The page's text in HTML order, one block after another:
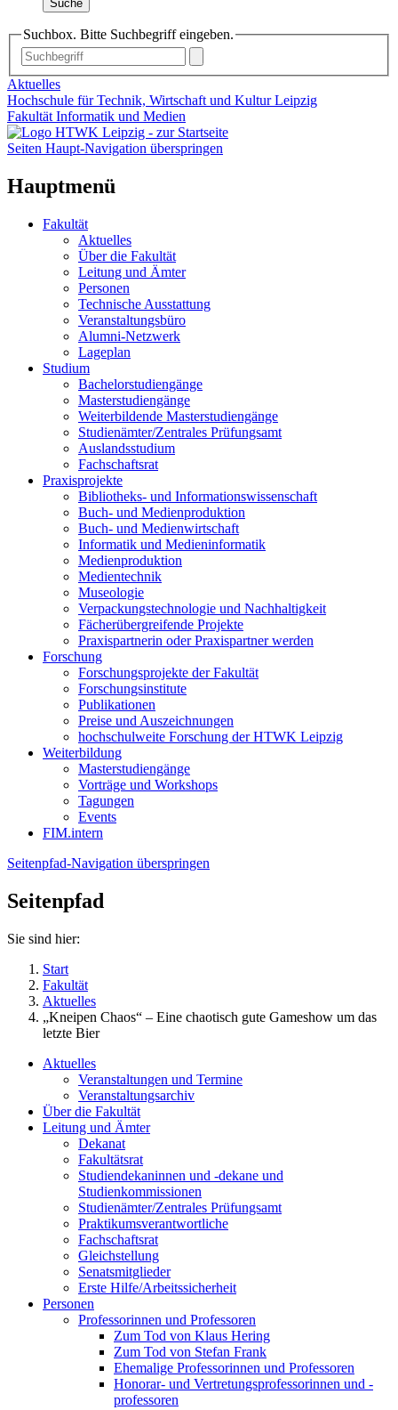
Suche
Suchbox. Bitte Suchbegriff eingeben.
Aktuelles
Hochschule für Technik, Wirtschaft und Kultur Leipzig
Fakultät Informatik und Medien
Seiten Haupt-Navigation überspringen
Hauptmenü
Fakultät
Aktuelles
Über die Fakultät
Leitung und Ämter
Personen
Technische Ausstattung
Veranstaltungsbüro
Alumni-Netzwerk
Lageplan
Studium
Bachelorstudiengänge
Masterstudiengänge
Weiterbildende Masterstudiengänge
Studienämter/Zentrales Prüfungsamt
Auslandsstudium
Fachschaftsrat
Praxisprojekte
Bibliotheks- und Informationswissenschaft
Buch- und Medienproduktion
Buch- und Medienwirtschaft
Informatik und Medieninformatik
Medienproduktion
Medientechnik
Museologie
Verpackungstechnologie und Nachhaltigkeit
Fächerübergreifende Projekte
Praxispartnerin oder Praxispartner werden
Forschung
Forschungsprojekte der Fakultät
Forschungsinstitute
Publikationen
Preise und Auszeichnungen
hochschulweite Forschung der HTWK Leipzig
Weiterbildung
Masterstudiengänge
Vorträge und Workshops
Tagungen
Events
FIM.intern
Seitenpfad-Navigation überspringen
Seitenpfad
Sie sind hier:
Start
Fakultät
Aktuelles
„Kneipen Chaos“ – Eine chaotisch gute Gameshow um das
letzte Bier
Aktuelles
Veranstaltungen und Termine
Veranstaltungsarchiv
Über die Fakultät
Leitung und Ämter
Dekanat
Fakultätsrat
Studiendekaninnen und -dekane und
Studienkommissionen
Studienämter/Zentrales Prüfungsamt
Praktikumsverantwortliche
Fachschaftsrat
Gleichstellung
Senatsmitglieder
Erste Hilfe/Arbeitssicherheit
Personen
Professorinnen und Professoren
Zum Tod von Klaus Hering
Zum Tod von Stefan Frank
Ehemalige Professorinnen und Professoren
Honorar- und Vertretungsprofessorinnen und -
professoren